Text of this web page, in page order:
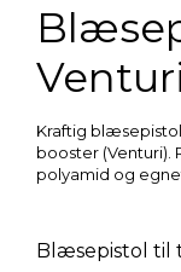
Kraftig
booster
polyamid og
Blæsepistol til